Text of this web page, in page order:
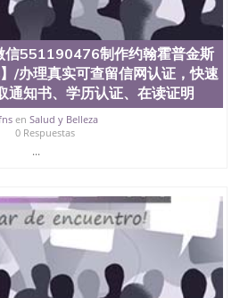
，付余款。 我们对海外大学及
所使用的材料，尺寸大小，防伪
阴影底纹，钢印LOGO烫金烫
合重叠。 文字图案浮雕，激光
感，复印防伪）都有原版本文凭
大海外客户群体的认可，同时和
同时能做到与时俱进，及时掌握
，成绩单，资格证，学生卡，结
在读证明等相关材料）的版本更
客户的需求。 我们的优势： 我
同时，坚持较高性价比，通过品
为您倾情诠释什么是高性价比。
:551190476 Q/微
业证成绩单、教育部认证,录取通
国证明.
信551190476制作约翰霍普金斯
/办理真实可查留信网认证，快速
通知书、学历认证、在读证明
en Salud y Belleza
0 Respuestas
...